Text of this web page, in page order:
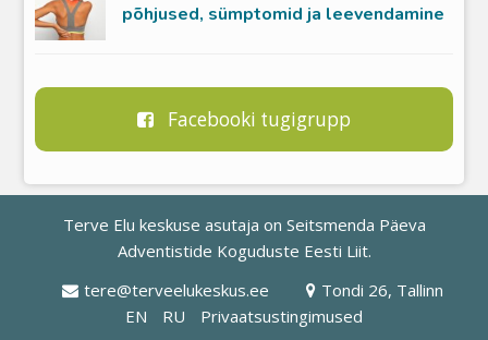
põhjused, sümptomid ja leevendamine
Facebooki tugigrupp
Terve Elu keskuse asutaja on Seitsmenda Päeva
Adventistide Koguduste Eesti Liit.
tere@terveelukeskus.ee
Tondi 26, Tallinn
EN
RU Privaatsustingimused